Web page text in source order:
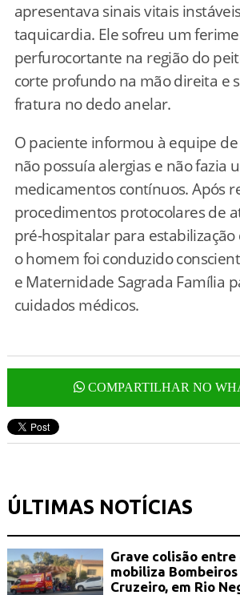
apresentava sinais vitais
taquicardia. Ele sofreu um
perfurocortante na região do
corte profundo na mão direita e
fratura no dedo anelar.
O paciente informou à equipe
não possuía alergias e não fazia
medicamentos contínuos. Após
procedimentos protocolares de
pré-hospitalar para
o homem foi conduzido
e Maternidade Sagrada Família
cuidados médicos.
COMPARTILHAR NO
ÚLTIMAS NOTÍCIAS
Grave colisão
mobiliza
Cruzeiro, em Rio